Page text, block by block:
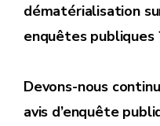
dématérialisation
enquêtes publiques
Devons-nous
avis d’enquête